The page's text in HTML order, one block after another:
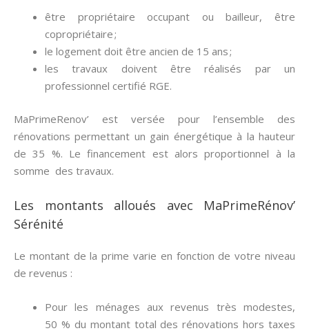
être propriétaire occupant ou bailleur, être
copropriétaire ;
le logement doit être ancien de 15 ans ;
les travaux doivent être réalisés par un
professionnel certifié RGE.
MaPrimeRenov’ est versée pour l’ensemble des
rénovations permettant un gain énergétique à la hauteur
de 35 %. Le financement est alors proportionnel à la
somme des travaux.
Les montants alloués avec MaPrimeRénov’
Sérénité
Le montant de la prime varie en fonction de votre niveau
de revenus :
Pour les ménages aux revenus très modestes,
50 % du montant total des rénovations hors taxes